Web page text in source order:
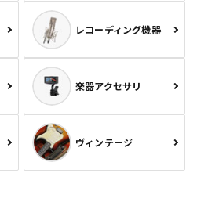
レコーディング機器
楽器アクセサリ
ヴィンテージ